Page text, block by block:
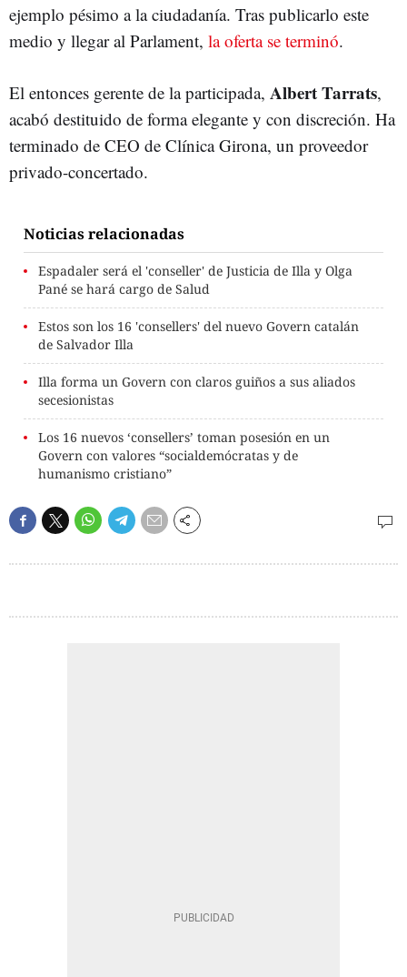
ejemplo pésimo a la ciudadanía. Tras publicarlo este
medio y llegar al Parlament, la oferta se terminó.
El entonces gerente de la participada, Albert Tarrats,
acabó destituido de forma elegante y con discreción. Ha
terminado de CEO de Clínica Girona, un proveedor
privado-concertado.
Noticias relacionadas
Espadaler será el 'conseller' de Justicia de Illa y Olga
Pané se hará cargo de Salud
Estos son los 16 'consellers' del nuevo Govern catalán
de Salvador Illa
Illa forma un Govern con claros guiños a sus aliados
secesionistas
Los 16 nuevos ‘consellers’ toman posesión en un
Govern con valores “socialdemócratas y de
humanismo cristiano”